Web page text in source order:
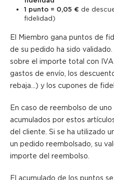
1 punto = 0,05 € de
fidelidad)
El Miembro gana puntos de
de su pedido ha sido
sobre el importe total con
gastos de envío, los
rebaja...) y los cupones de
En caso de reembolso de
acumulados por estos
del cliente. Si se ha utilizado
un pedido reembolsado, su
importe del reembolso.
El acumulado de los puntos